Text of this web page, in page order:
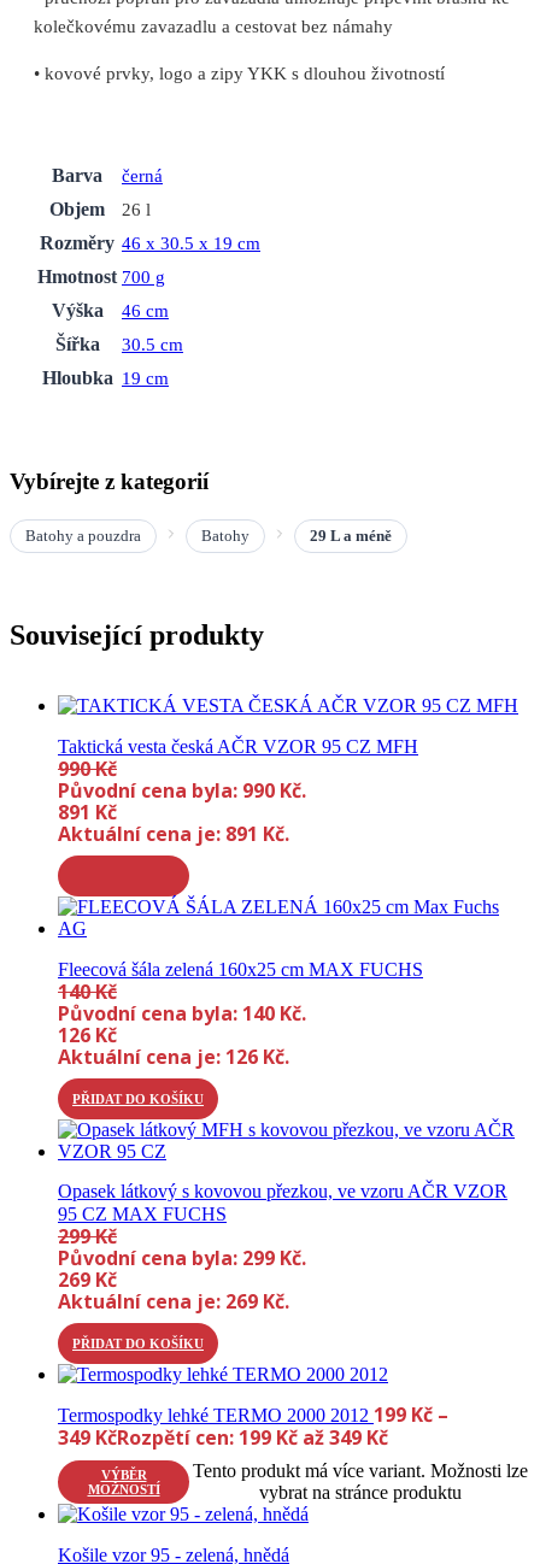
kolečkovému zavazadlu a cestovat bez námahy
• kovové prvky, logo a zipy YKK s dlouhou životností
Barva
černá
Objem
26 l
Rozměry 46 x 30.5 x 19 cm
Hmotnost 700 g
Výška
46 cm
Šířka
30.5 cm
Hloubka 19 cm
Vybírejte z kategorií
Batohy a pouzdra Batohy 29 L a méně
Související produkty
Taktická vesta česká AČR VZOR 95 CZ MFH
990Kč
Původní cena byla: 990 Kč.
891 Kč
Aktuální cena je: 891 Kč.
Fleecová šála zelená 160x25 cm MAX FUCHS
140Kč
Původní cena byla: 140 Kč.
126 Kč
Aktuální cena je: 126 Kč.
PŘIDAT DO KOŠÍKU
Opasek látkový s kovovou přezkou, ve vzoru AČR VZOR
95 CZ MAX FUCHS
299Kč
Původní cena byla: 299 Kč.
269 Kč
Aktuální cena je: 269 Kč.
PŘIDAT DO KOŠÍKU
Termospodky lehké TERMO 2000 2012 199 Kč –
349 KčRozpětí cen: 199 Kč až 349 Kč
VÝBĚR
MOŽNOSTÍ
Tento produkt má více variant. Možnosti lze
vybrat na stránce produktu
Košile vzor 95 - zelená, hnědá